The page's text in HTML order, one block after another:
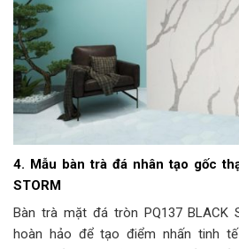
4. Mẫu bàn trà đá nhân tạo gốc
STORM
Bàn trà mặt đá tròn PQ137 BLACK
hoàn hảo để tạo điểm nhấn tinh